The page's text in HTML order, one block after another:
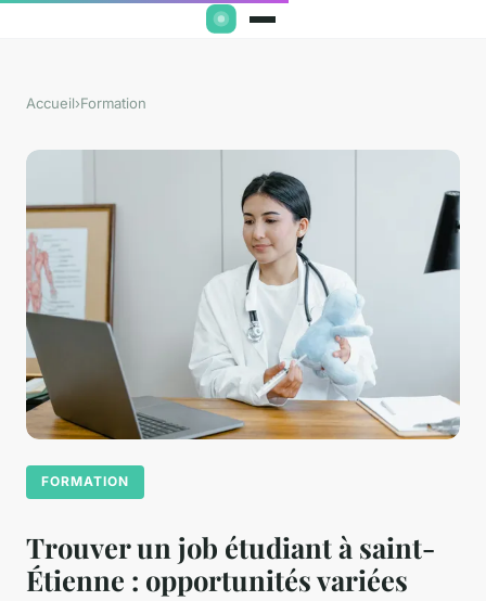
Accueil›Formation
FORMATION
Trouver un job étudiant à saint-
Étienne : opportunités variées